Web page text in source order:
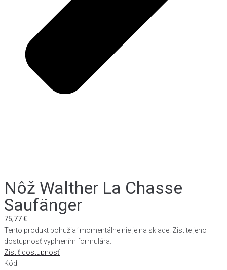
Nôž Walther La Chasse
Saufänger
75,77€
Tento produkt bohužiaľ momentálne nie je na sklade. Zistite jeho
dostupnosť vyplnením formulára.
Zistiť dostupnosť
Kód: